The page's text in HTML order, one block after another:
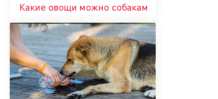
Какие овощи можно собакам